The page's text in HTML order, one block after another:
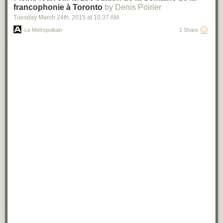
francophonie à Toronto by Denis Poirier
Tuesday March 24th, 2015 at 10:37 AM
Le Métropolitain 1 Share